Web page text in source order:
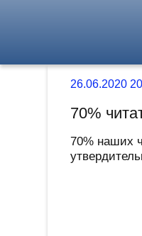
26.06.2020
70%
70% наших